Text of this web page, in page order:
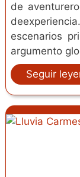
de
escenarios
argumento
Seguir